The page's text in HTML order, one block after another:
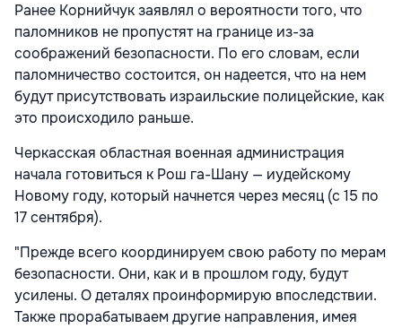
Ранее Корнийчук заявлял о вероятности того, что
паломников не пропустят на границе из-за
соображений безопасности. По его словам, если
паломничество состоится, он надеется, что на нем
будут присутствовать израильские полицейские, как
это происходило раньше.
Черкасская областная военная администрация
начала готовиться к Рош га-Шану — иудейскому
Новому году, который начнется через месяц (с 15 по
17 сентября).
"Прежде всего координируем свою работу по мерам
безопасности. Они, как и в прошлом году, будут
усилены. О деталях проинформирую впоследствии.
Также прорабатываем другие направления, имея